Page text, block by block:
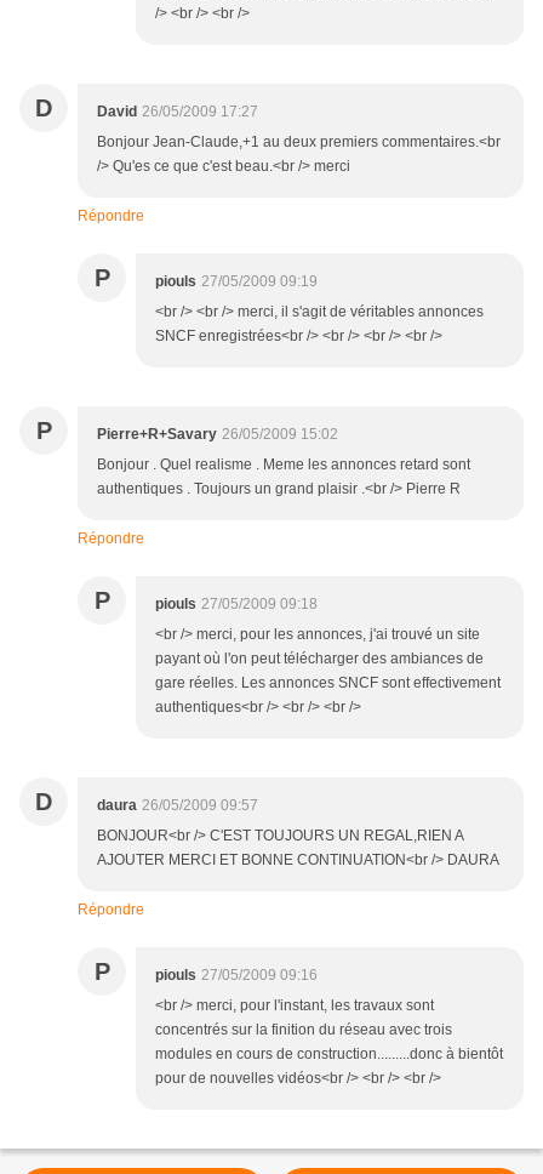
/> <br /> <br />
D David 26/05/2009 17:27
Bonjour Jean-Claude,+1 au deux premiers commentaires.<br
/> Qu'es ce que c'est beau.<br /> merci
Répondre
P piouls 27/05/2009 09:19
<br /> <br /> merci, il s'agit de véritables annonces
SNCF enregistrées<br /> <br /> <br /> <br />
P Pierre+R+Savary 26/05/2009 15:02
Bonjour . Quel realisme . Meme les annonces retard sont
authentiques . Toujours un grand plaisir .<br /> Pierre R
Répondre
P piouls 27/05/2009 09:18
<br /> merci, pour les annonces, j'ai trouvé un site
payant où l'on peut télécharger des ambiances de
gare réelles. Les annonces SNCF sont effectivement
authentiques<br /> <br /> <br />
D daura 26/05/2009 09:57
BONJOUR<br /> C'EST TOUJOURS UN REGAL,RIEN A
AJOUTER MERCI ET BONNE CONTINUATION<br /> DAURA
Répondre
P piouls 27/05/2009 09:16
<br /> merci, pour l'instant, les travaux sont
concentrés sur la finition du réseau avec trois
modules en cours de construction.........donc à bientôt
pour de nouvelles vidéos<br /> <br /> <br />